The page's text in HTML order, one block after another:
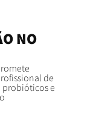
NO
de
probióticos e